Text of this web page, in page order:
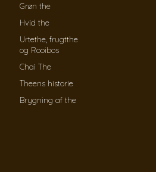
Grøn the
Hvid the
Urtethe, frugtthe
og Rooibos
Chai The
Theens historie
Brygning af the